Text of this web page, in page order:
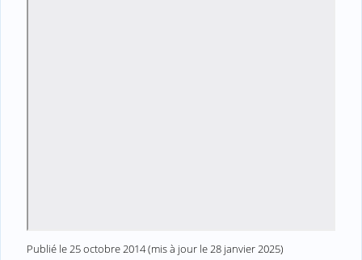
Publié le25 octobre 2014(mis à jour le28 janvier 2025)